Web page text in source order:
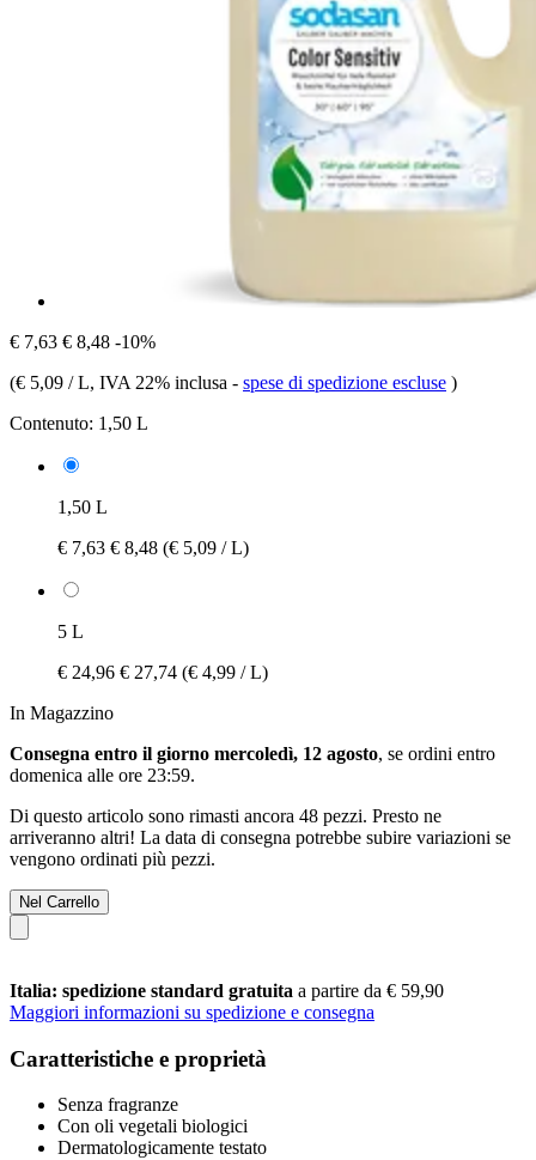
€ 7,63 € 8,48 -10%
(€ 5,09 / L, IVA 22% inclusa - spese di spedizione escluse )
Contenuto: 1,50 L
1,50 L
€ 7,63 € 8,48 (€ 5,09 / L)
5 L
€ 24,96 € 27,74 (€ 4,99 / L)
In Magazzino
Consegna entro il giorno mercoledì, 12 agosto, se ordini entro
domenica alle ore 23:59.
Di questo articolo sono rimasti ancora 48 pezzi. Presto ne
arriveranno altri! La data di consegna potrebbe subire variazioni se
vengono ordinati più pezzi.
Nel Carrello
Italia: spedizione standard gratuita a partire da € 59,90
Maggiori informazioni su spedizione e consegna
Caratteristiche e proprietà
Senza fragranze
Con oli vegetali biologici
Dermatologicamente testato